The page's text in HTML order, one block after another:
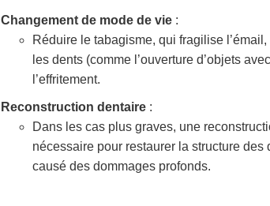
Changement de mode de vie :
Réduire le tabagisme, qui fragilise
les dents (comme l’ouverture d’objets
l’effritement.
Reconstruction dentaire :
Dans les cas plus graves, une
nécessaire pour restaurer la structure des
causé des dommages profonds.